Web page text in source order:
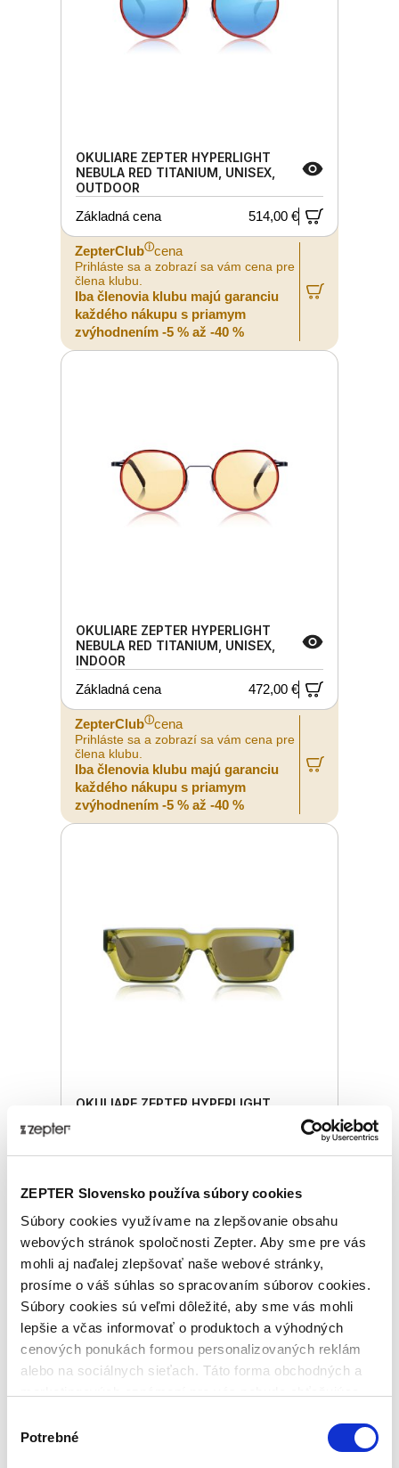
ZEPTER Slovensko používa súbory cookies
Súbory cookies využívame na zlepšovanie obsahu
webových stránok spoločnosti Zepter. Aby sme pre vás
mohli aj naďalej zlepšovať naše webové stránky,
prosíme o váš súhlas so spracovaním súborov cookies.
Súbory cookies sú veľmi dôležité, aby sme vás mohli
lepšie a včas informovať o produktoch a výhodných
cenových ponukách formou personalizovaných reklám
alebo na sociálnych sieťach. Táto forma obchodných a
súhlasu
Potrebné
OKULIARE ZEPTER HYPERLIGHT
NEBULA RED TITANIUM, UNISEX,
OUTDOOR
Základná cena
514,00 €
ZepterClubⓘcena
Prihláste sa a zobrazí sa vám cena pre
člena klubu.
Iba členovia klubu majú garanciu
každého nákupu s priamym
zvýhodnením -5 % až -40 %
OKULIARE ZEPTER HYPERLIGHT
NEBULA RED TITANIUM, UNISEX,
INDOOR
Základná cena
472,00 €
ZepterClubⓘcena
Prihláste sa a zobrazí sa vám cena pre
člena klubu.
Iba členovia klubu majú garanciu
každého nákupu s priamym
zvýhodnením -5 % až -40 %
OKULIARE ZEPTER HYPERLIGHT
ZepterClubⓘcena
člena klubu.
Iba členovia klubu majú garanciu
každého nákupu s priamym
zvýhodnením -5 % až -40 %